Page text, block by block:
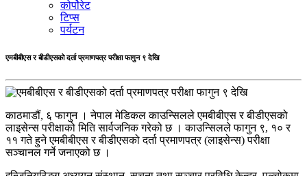
कोर्पोरेट
टिप्स
पर्यटन
एमबीबीएस र बीडीएसको दर्ता प्रमाणपत्र परीक्षा फागुन ९ देखि
काठमाडौं, ६ फागुन । नेपाल मेडिकल काउन्सिलले एमबीबीएस र बीडीएसको
लाइसेन्स परीक्षाको मिति सार्वजनिक गरेको छ । काउन्सिलले फागुन ९, १० र
११ गते हुने एमबीबीएस र बीडीएसको दर्ता प्रमाणपत्र (लाइसेन्स) परीक्षा
सञ्चानल गर्ने जनाएको छ ।